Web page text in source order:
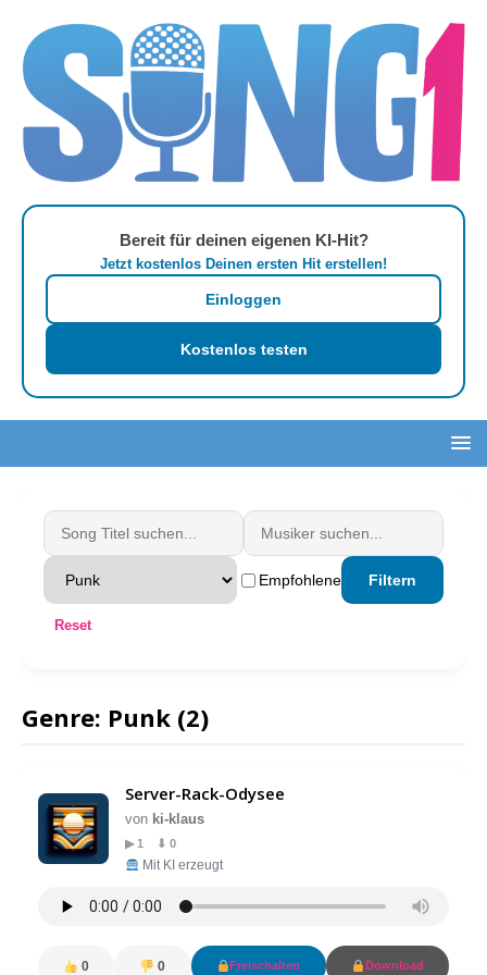
Bereit für deinen eigenen KI-Hit?
Jetzt kostenlos Deinen ersten Hit erstellen!
Einloggen
Kostenlos testen
Empfohlene Filtern
Reset
Genre: Punk (2)
Server-Rack-Odysee
von ki-klaus
▶ 1 ⬇ 0
Mit KI erzeugt
0 0 Freischalten Download